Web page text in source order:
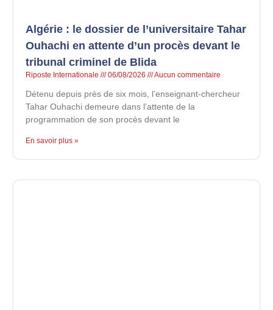
Algérie : le dossier de l’universitaire Tahar
Ouhachi en attente d’un procès devant le
tribunal criminel de Blida
Riposte Internationale 06/08/2026 Aucun commentaire
Détenu depuis près de six mois, l’enseignant-chercheur
Tahar Ouhachi demeure dans l’attente de la
programmation de son procès devant le
En savoir plus »